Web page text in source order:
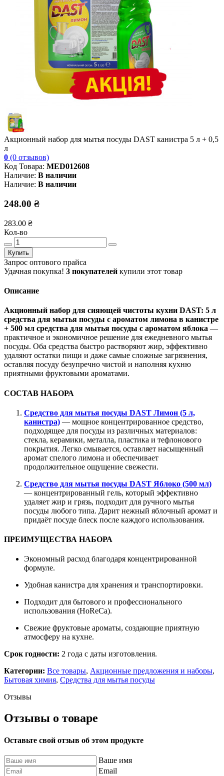
Акционный набор для мытья посуды DAST канистра 5 л + 0,5
л
0 (0 отзывов)
Код Товара: MED012608
Наличие: В наличии
Наличие: В наличии
248.00 ₴
283.00 ₴
Кол-во
Купить
Запрос оптового прайса
Удачная покупка! 3 покупателей купили этот товар
Описание
Акционный набор для сияющей чистоты кухни DAST: 5 л
средства для мытья посуды с ароматом лимона в канистре
+ 500 мл средства для мытья посуды с ароматом яблока —
практичное и экономичное решение для ежедневного мытья
посуды. Оба средства быстро растворяют жир, эффективно
удаляют остатки пищи и даже самые сложные загрязнения,
оставляя посуду безупречно чистой и наполняя кухню
приятными фруктовыми ароматами.
СОСТАВ НАБОРА
Средство для мытья посуды DAST Лимон (5 л,
канистра) — мощное концентрированное средство,
подходящее для посуды из различных материалов:
стекла, керамики, металла, пластика и тефлонового
покрытия. Легко смывается, оставляет насыщенный
аромат спелого лимона и обеспечивает
продолжительное ощущение свежести.
Средство для мытья посуды DAST Яблоко (500 мл)
— концентрированный гель, который эффективно
удаляет жир и грязь, подходит для ручного мытья
посуды любого типа. Дарит нежный яблочный аромат и
придаёт посуде блеск после каждого использования.
ПРЕИМУЩЕСТВА НАБОРА
Экономный расход благодаря концентрированной
формуле.
Удобная канистра для хранения и транспортировки.
Подходит для бытового и профессионального
использования (HoReCa).
Свежие фруктовые ароматы, создающие приятную
атмосферу на кухне.
Срок годности: 2 года с даты изготовления.
Категории: Все товары, Акционные предложения и наборы,
Бытовая химия, Средства для мытья посуды
Отзывы
Отзывы о товаре
Оставьте свой отзыв об этом продукте
Ваше имя
Email